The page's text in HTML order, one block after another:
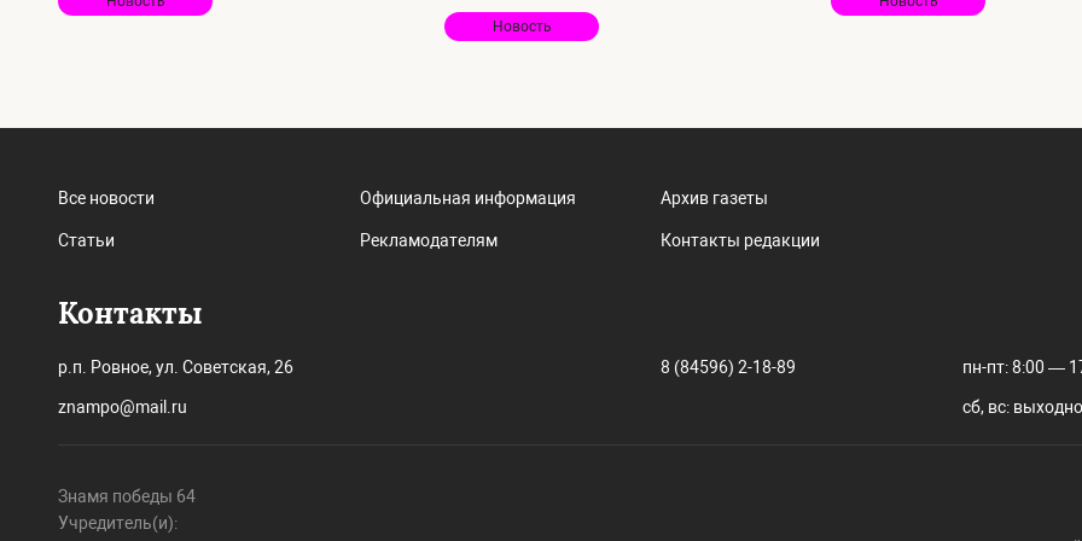
Новость
Все новости
Статьи
Официальная информация
Рекламодателям
Архив газеты
Контакты редакции
Контакты
р.п. Ровное, ул. Советская, 26
znampo@mail.ru
8 (84596) 2-18-89 пн-пт: 8:00 —
сб, вс:
Знамя победы 64
Учредитель(и):